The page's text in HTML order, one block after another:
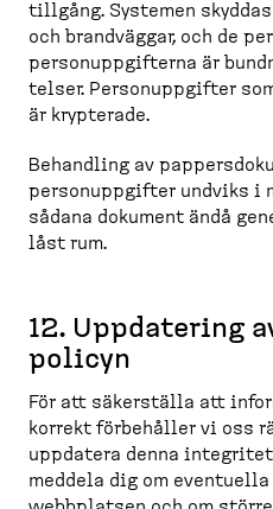
tillgång. Systemen
och brandväggar, och de
person­upp­gifterna är
telser. Person­upp­gifter
är krypterade.
Behandling av
person­upp­gifter undviks i
sådana dokument ändå
låst rum.
12. Uppdatering
policyn
För att säkerställa att
korrekt förbehåller vi oss
uppdatera denna
meddela dig om